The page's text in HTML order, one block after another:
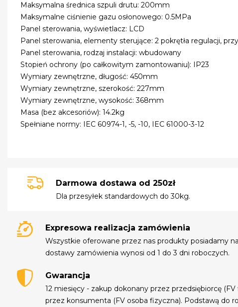
Maksymalna średnica szpuli drutu: 200mm
Maksymalne ciśnienie gazu osłonowego: 0.5MPa
Panel sterowania, wyświetlacz: LCD
Panel sterowania, elementy sterujące: 2 pokrętła regulacji,
Panel sterowania, rodzaj instalacji: wbudowany
Stopień ochrony (po całkowitym zamontowaniu): IP23
Wymiary zewnętrzne, długość: 450mm
Wymiary zewnętrzne, szerokość: 227mm
Wymiary zewnętrzne, wysokość: 368mm
Masa (bez akcesoriów): 14.2kg
Spełniane normy: IEC 60974-1, -5, -10, IEC 61000-3-12
Darmowa dostawa od 250zł
Dla przesyłek standardowych do 30kg.
Expresowa realizacja zamówienia
Wszystkie oferowane przez nas produkty posiadamy
dostawy zamówienia wynosi od 1 do 3 dni roboczych.
Gwarancja
12 miesięcy - zakup dokonany przez przedsiębiorcę
przez konsumenta (FV osoba fizyczna). Podstawą do